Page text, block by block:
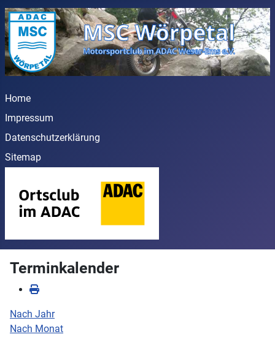
Home
Impressum
Datenschutzerklärung
Sitemap
Terminkalender
Nach Jahr
Nach Monat